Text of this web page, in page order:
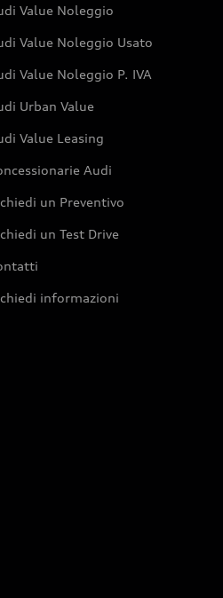
Value Noleggio
Value Noleggio Usato
Value Noleggio P. IVA
Urban Value
Value Leasing
Audi
un Preventivo
un Test Drive
informazioni